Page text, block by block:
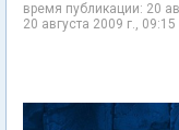
время публикации: 20
20 августа 2009 г., 09:15